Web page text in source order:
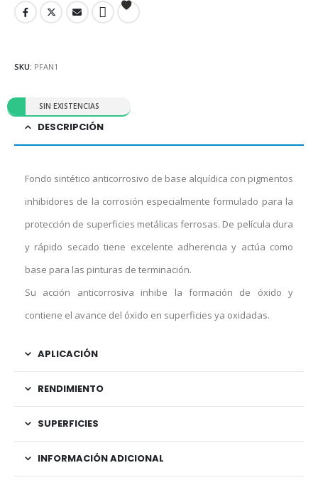
SIN EXISTENCIAS
SKU: PFAN1
DESCRIPCIÓN
Fondo sintético anticorrosivo de base alquídica con pigmentos
inhibidores de la corrosión especialmente formulado para la
protección de superficies metálicas ferrosas. De película dura
y rápido secado tiene excelente adherencia y actúa como
base para las pinturas de terminación.
Su acción anticorrosiva inhibe la formación de óxido y
contiene el avance del óxido en superficies ya oxidadas.
APLICACIÓN
RENDIMIENTO
SUPERFICIES
INFORMACIÓN ADICIONAL